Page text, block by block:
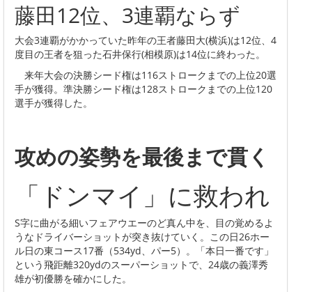
藤田12位、3連覇ならず
大会3連覇がかかっていた昨年の王者藤田大(横浜)は12位、4
度目の王者を狙った石井保行(相模原)は14位に終わった。
来年大会の決勝シード権は116ストロークまでの上位20選
手が獲得。準決勝シード権は128ストロークまでの上位120
選手が獲得した。
攻めの姿勢を最後まで貫く
「ドンマイ」に救われ
S字に曲がる細いフェアウエーのど真ん中を、目の覚めるよ
うなドライバーショットが突き抜けていく。この日26ホー
ル日の東コース17番（534yd、パー5）。「本日一番です」
という飛距離320ydのスーパーショットで、24歳の義澤秀
雄が初優勝を確かにした。